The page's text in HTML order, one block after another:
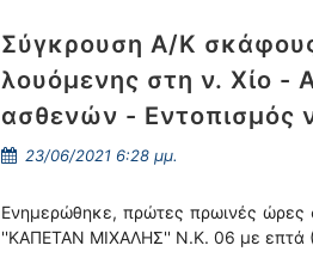
Σύγκρουση Α/Κ
λουόμενης στη ν. Χίο -
ασθενών - Εντοπισμός
23/06/2021 6:28 μμ.
Ενημερώθηκε, πρώτες πρωινές ώρες
''ΚΑΠΕΤΑΝ ΜΙΧΑΛΗΣ'' Ν.Κ. 06 με επτά